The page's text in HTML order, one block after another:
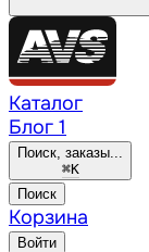
Каталог
Блог 1
Поиск, заказы...
⌘K
Поиск
Корзина
Войти